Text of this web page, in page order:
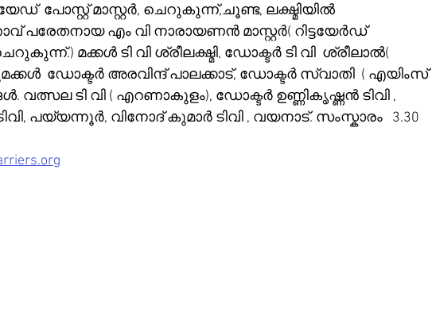
പോസ്റ്റ് മാസ്റ്റർ, ചെറുകുന്ന്,ചൂണ്ട, ലക്ഷ്മിയിൽ
പരേതനായ എം വി നാരായണൻ മാസ്റ്റർ( റിട്ടയേർഡ്
മക്കൾ ടി വി ശ്രീലക്ഷ്മി, ഡോക്ടർ ടി വി  ശ്രീലാൽ(
ഡോക്ടർ അരവിന്ദ് പാലക്കാട്, ഡോക്ടർ സ്വാതി  ( എയിംസ്
ടി വി ( എറണാകുളം), ഡോക്ടർ ഉണ്ണികൃഷ്ണൻ ടിവി ,
പയ്യന്നൂർ, വിനോദ് കുമാർ ടിവി , വയനാട്. സംസ്കാരം   3.30